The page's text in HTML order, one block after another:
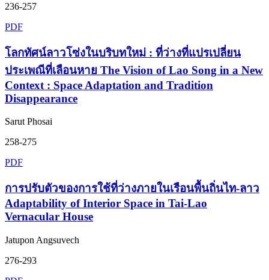
236-257
PDF
โลกทัศน์ลาวโซ่งในบริบทใหม่ : ที่ว่างที่แปรเปลี่ยน
ประเพณีที่เลือนหาย The Vision of Lao Song in a New
Context : Space Adaptation and Tradition
Disappearance
Sarut Phosai
258-275
PDF
การปรับตัวของการใช้ที่ว่างภายในเรือนพื้นถิ่นไท-ลาว
Adaptability of Interior Space in Tai-Lao
Vernacular House
Jatupon Angsuvech
276-293